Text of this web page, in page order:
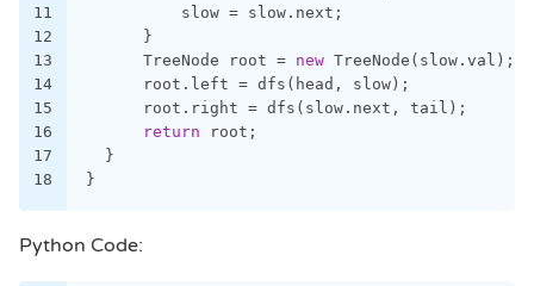
11
12
13
14
15
16
17
18
          slow = slow.next;
      }
      TreeNode root =
new TreeNode(slow.val);
      root.left = dfs(head, slow);
      root.right = dfs(slow.next, tail);
return root;
  }
}
Python Code: